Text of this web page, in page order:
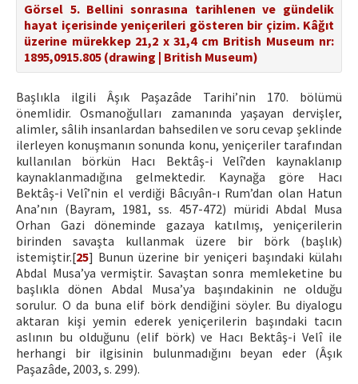
Görsel 5. Bellini sonrasına tarihlenen ve gündelik
hayat içerisinde yeniçerileri gösteren bir çizim. Kâğıt
üzerine mürekkep 21,2 x 31,4 cm British Museum nr:
1895,0915.805 (drawing | British Museum)
Başlıkla ilgili Âşık Paşazâde Tarihi’nin 170. bölümü
önemlidir. Osmanoğulları zamanında yaşayan dervişler,
alimler, sâlih insanlardan bahsedilen ve soru cevap şeklinde
ilerleyen konuşmanın sonunda konu, yeniçeriler tarafından
kullanılan börkün Hacı Bektâş-i Velî’den kaynaklanıp
kaynaklanmadığına gelmektedir. Kaynağa göre Hacı
Bektâş-i Velî’nin el verdiği Bâcıyân-ı Rum’dan olan Hatun
Ana’nın (Bayram, 1981, ss. 457-472) müridi Abdal Musa
Orhan Gazi döneminde gazaya katılmış, yeniçerilerin
birinden savaşta kullanmak üzere bir börk (başlık)
istemiştir.[25] Bunun üzerine bir yeniçeri başındaki külahı
Abdal Musa’ya vermiştir. Savaştan sonra memleketine bu
başlıkla dönen Abdal Musa’ya başındakinin ne olduğu
sorulur. O da buna elif börk dendiğini söyler. Bu diyalogu
aktaran kişi yemin ederek yeniçerilerin başındaki tacın
aslının bu olduğunu (elif börk) ve Hacı Bektâş-i Velî ile
herhangi bir ilgisinin bulunmadığını beyan eder (Âşık
Paşazâde, 2003, s. 299).